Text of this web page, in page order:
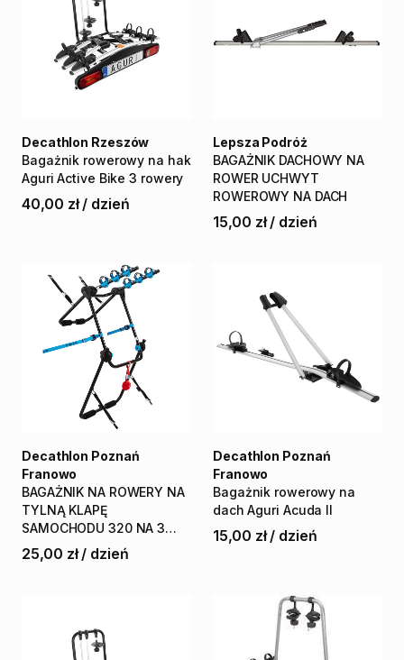
Bagażnik rowerowy na hak
Aguri Active Bike 3 rowery
Decathlon Rzeszów
40,00 zł / dzień
BAGAŻNIK DACHOWY NA
ROWER UCHWYT
ROWEROWY NA DACH
Lepsza Podróż
15,00 zł / dzień
BAGAŻNIK NA ROWERY NA
TYLNĄ KLAPĘ
SAMOCHODU 320 NA 3
ROWERY
Decathlon Poznań
Franowo
25,00 zł / dzień
Bagażnik rowerowy na
dach Aguri Acuda II
Decathlon Poznań
Franowo
15,00 zł / dzień